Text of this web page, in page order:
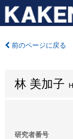
前のページに戻る
林 美加子
研究者番号